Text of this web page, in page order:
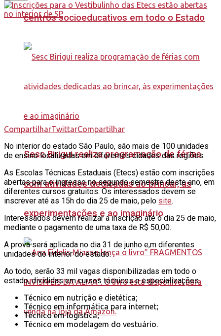
centros socioeducativos em todo o Estado
Sesc Birigui realiza programação de férias
com atividades dedicadas ao brincar, às
experimentações e ao imaginário
CompartilharTwittarCompartilhar
No interior do estado São Paulo, são mais de 100 unidades
de ensino localizadas em diferentes cidades das regiões.
As Escolas Técnicas Estaduais (Etecs) estão com inscrições
abertas para o ingresso no segundo semestre deste ano, em
diferentes cursos gratuitos. Os interessados devem se
inscrever até as 15h do dia 25 de maio, pelo site.
Interessados devem realizar a inscrição até o dia 25 de maio,
mediante o pagamento de uma taxa de R$ 50,00.
A prova será aplicada no dia 31 de junho e,m diferentes
unidades do interior do estado.
Ao todo, serão 33 mil vagas disponibilizadas em todo o
estado, divididas em cursos técnicos e especializações.
Técnico em nutrição e dietética;
Técnico em informática para internet;
Técnico em logística;
Técnico em modelagem do vestuário.